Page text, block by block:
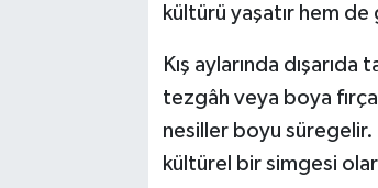
kültürü yaşatır hem
Kış aylarında
tezgâh veya boya
nesiller boyu süregelir.
kültürel bir simgesi